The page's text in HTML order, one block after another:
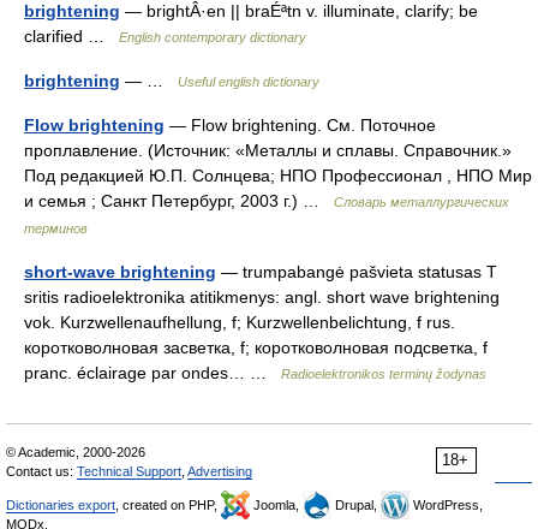
brightening — brightÂ·en || braÉªtn v. illuminate, clarify; be
clarified …
English contemporary dictionary
brightening — … Useful english dictionary
Flow brightening — Flow brightening. См. Поточное
проплавление. (Источник: «Металлы и сплавы. Справочник.»
Под редакцией Ю.П. Солнцева; НПО Профессионал , НПО Мир
и семья ; Санкт Петербург, 2003 г.) …
Словарь металлургических
терминов
short-wave brightening — trumpabangė pašvieta statusas T
sritis radioelektronika atitikmenys: angl. short wave brightening
vok. Kurzwellenaufhellung, f; Kurzwellenbelichtung, f rus.
коротковолновая засветка, f; коротковолновая подсветка, f
pranc. éclairage par ondes… …
Radioelektronikos terminų žodynas
18+
© Academic, 2000-2026
Contact us: Technical Support Advertising
Dictionaries export , created on PHP, Joomla, Drupal,
WordPress,
MODx.